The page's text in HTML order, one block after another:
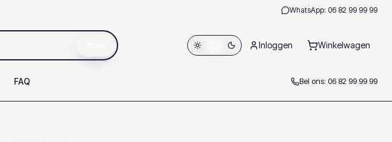
WhatsApp: 06 82 99 99 99
Inloggen Winkelwagen
FAQ Bel ons: 06 82 99 99 99